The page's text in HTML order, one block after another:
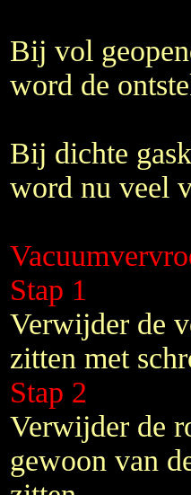
Bij vol
word de
Bij dichte
word nu veel
Stap 1
Verwijder de
zitten met
Stap 2
Verwijder de
gewoon van